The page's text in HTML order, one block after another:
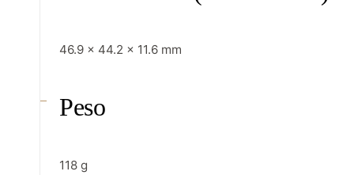
46.9 × 44.2 × 11.6 mm
Peso
118 g